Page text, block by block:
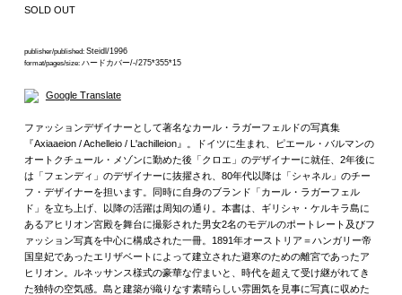
SOLD OUT
publisher/published: Steidl/1996
format/pages/size: ハードカバー/-/275*355*15
Google Translate
ファッションデザイナーとして著名なカール・ラガーフェルドの写真集
『Axiaaeion / Achelleio / L'achilleion』。ドイツに生まれ、ピエール・バルマンの
オートクチュール・メゾンに勤めた後「クロエ」のデザイナーに就任、2年後に
は「フェンディ」のデザイナーに抜擢され、80年代以降は「シャネル」のチー
フ・デザイナーを担います。同時に自身のブランド「カール・ラガーフェル
ド」を立ち上げ、以降の活躍は周知の通り。本書は、ギリシャ・ケルキラ島に
あるアヒリオン宮殿を舞台に撮影された男女2名のモデルのポートレート及びフ
ァッション写真を中心に構成された一冊。1891年オーストリア＝ハンガリー帝
国皇妃であったエリザベートによって建立された避寒のための離宮であったア
ヒリオン。ルネッサンス様式の豪華な佇まいと、時代を超えて受け継がれてき
た独特の空気感。島と建築が織りなす素晴らしい雰囲気を見事に写真に収めた